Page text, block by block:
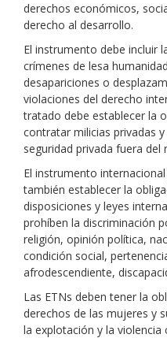
derechos económicos,
derecho al desarrollo.
El instrumento debe incluir
crímenes de lesa
desapariciones o
violaciones del derecho
tratado debe establecer la
contratar milicias privadas
seguridad privada fuera del
El instrumento
también establecer la
disposiciones y leyes
prohíben la discriminación
religión, opinión política,
condición social,
afrodescendiente,
Las ETNs deben tener la
derechos de las mujeres y
la explotación y la violencia